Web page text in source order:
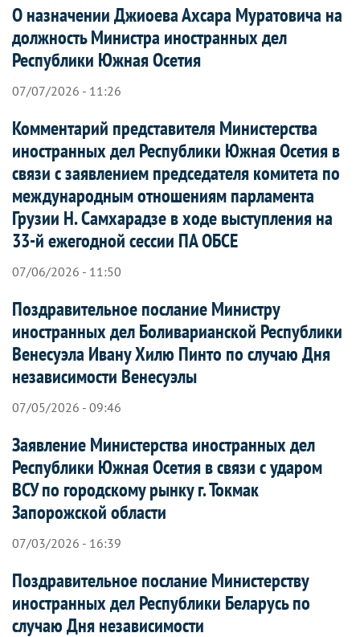
О назначении Джиоева Ахсара Муратовича на
должность Министра иностранных дел
Республики Южная Осетия
07/07/2026 - 11:26
Комментарий представителя Министерства
иностранных дел Республики Южная Осетия в
связи с заявлением председателя комитета по
международным отношениям парламента
Грузии Н. Самхарадзе в ходе выступления на
33-й ежегодной сессии ПА ОБСЕ
07/06/2026 - 11:50
Поздравительное послание Министру
иностранных дел Боливарианской Республики
Венесуэла Ивану Хилю Пинто по случаю Дня
независимости Венесуэлы
07/05/2026 - 09:46
Заявление Министерства иностранных дел
Республики Южная Осетия в связи с ударом
ВСУ по городскому рынку г. Токмак
Запорожской области
07/03/2026 - 16:39
Поздравительное послание Министерству
иностранных дел Республики Беларусь по
случаю Дня независимости